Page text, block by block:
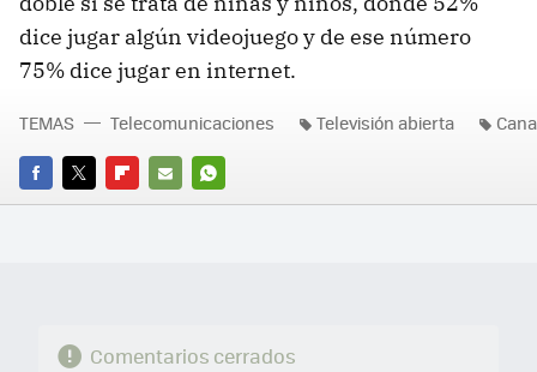
dice jugar algún videojuego y de ese número
75% dice jugar en internet.
FACEBOOK
TWITTERFLIPBOARD
E-
WHATSAPP
TEMAS Telecomunicaciones Televisión abierta
Comentarios cerrados